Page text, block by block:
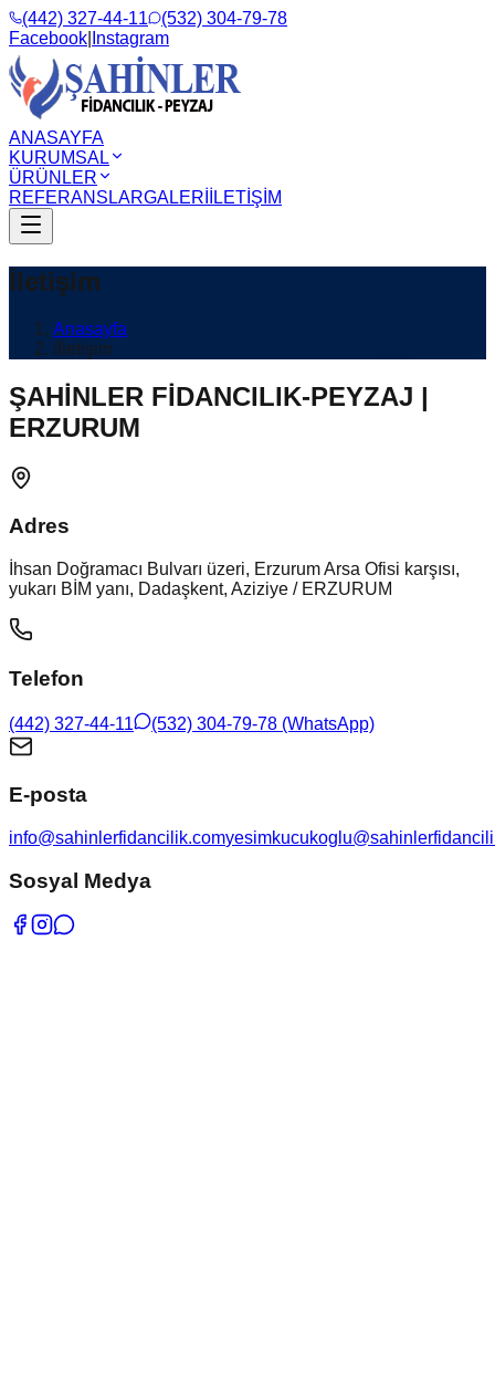
(442) 327-44-11
(532) 304-79-78
Facebook Instagram
ANASAYFA
KURUMSAL
ÜRÜNLER
REFERANSLARGALERİ İLETİŞİM
İletişim
Anasayfa
/ İletişim
ŞAHİNLER FİDANCILIK-PEYZAJ |
ERZURUM
Adres
İhsan Doğramacı Bulvarı üzeri, Erzurum Arsa Ofisi karşısı,
yukarı BİM yanı, Dadaşkent, Aziziye / ERZURUM
Telefon
(442) 327-44-11 (532) 304-79-78 (WhatsApp)
E-posta
info@sahinlerfidancilik.com
Sosyal Medya